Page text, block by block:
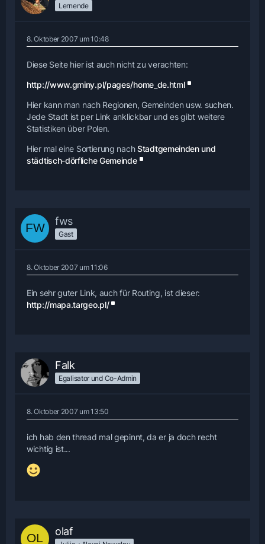
Lernende
8. Oktober 2007 um 10:48
Diese Seite hier ist auch nicht zu verachten:
http://www.gminy.pl/pages/home_de.html
Hier kann man nach Regionen, Gemeinden usw. suchen.
Jede Stadt ist per Link anklickbar und es gibt weitere
Statistiken über Polen.
Hier mal eine Sortierung nachStadtgemeinden und
städtisch-dörfliche Gemeinde
fws
Gast
8. Oktober 2007 um 11:06
Ein sehr guter Link, auch für Routing, ist dieser:
http://mapa.targeo.pl/
Falk
Egalisator und Co-Admin
8. Oktober 2007 um 13:50
ich hab den thread mal gepinnt, da er ja doch recht
wichtig ist...
olaf